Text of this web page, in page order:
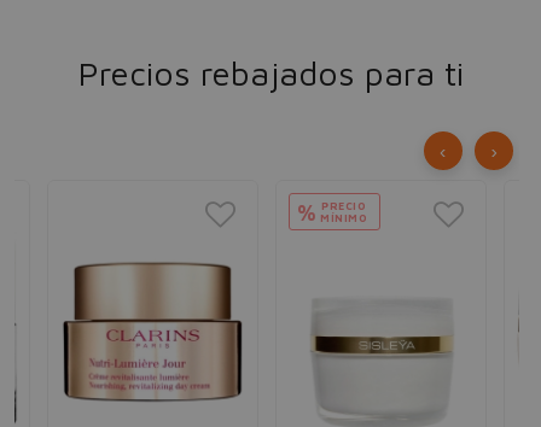
Precios rebajados para ti
% PRECIO
MÍNIMO
‹ ›